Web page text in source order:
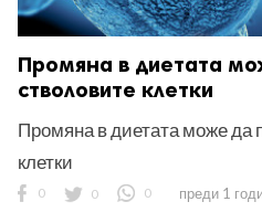
Промяна в диетата
стволовите клетки
Промяна в диетата може да
клетки
0 0 0 преди 1